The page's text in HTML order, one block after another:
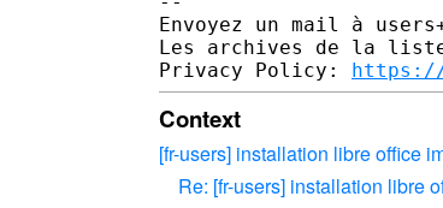
Envoyez un mail à
Les archives de la
Privacy Policy: https://
Context
[fr-users] installation libre office
Re: [fr-users] installation libre